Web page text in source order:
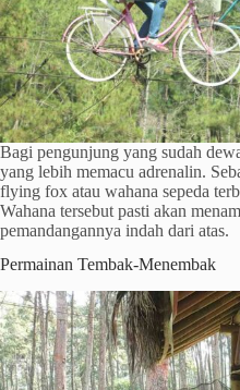
Bagi pengunjung yang sudah
yang lebih memacu adrenalin.
flying fox atau wahana sepeda
Wahana tersebut pasti akan
pemandangannya indah dari atas.
Permainan Tembak-Menembak